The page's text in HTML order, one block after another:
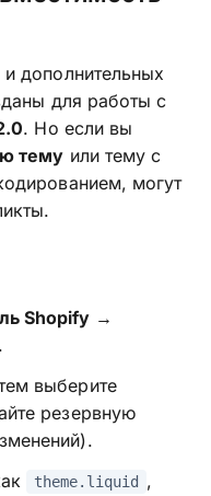
дополнительных
для работы с
. Но если вы
тему или тему с
могут
Shopify →
.
выберите
резервную
theme.liquid ,